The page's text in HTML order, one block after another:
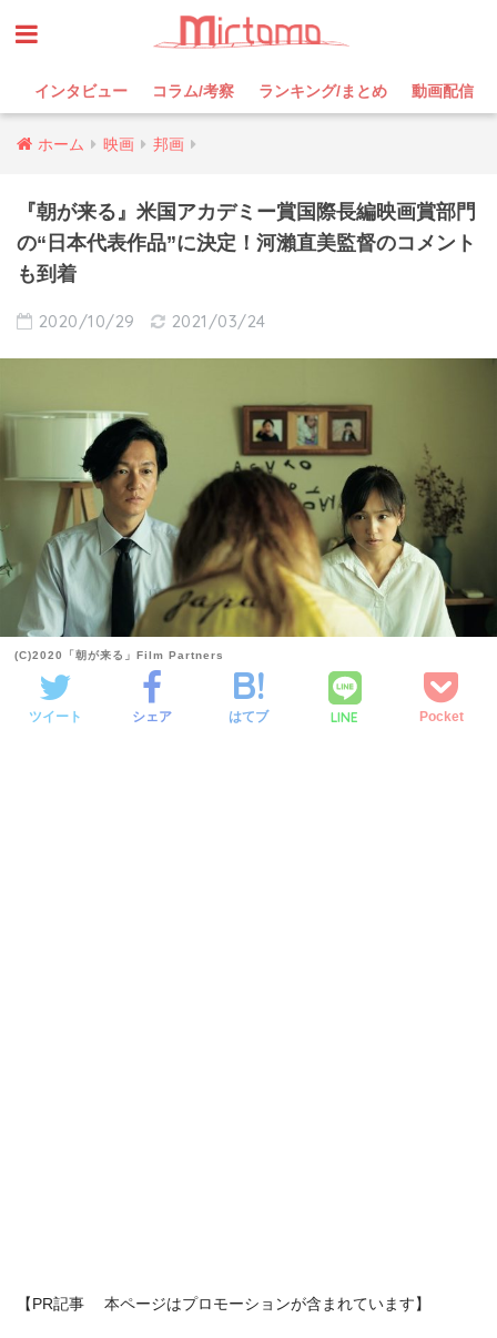
インタビュー コラム/考察 ランキング/まとめ 動画配信
ホーム 映画 邦画
『朝が来る』米国アカデミー賞国際長編映画賞部門
の“日本代表作品”に決定！河瀨直美監督のコメント
も到着
2020/10/29 2021/03/24
(C)2020「朝が来る」Film Partners
ツイート シェア はてブ LINE Pocket
【PR記事 本ページはプロモーションが含まれています】